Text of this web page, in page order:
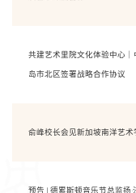
共建艺术里院文化体验中心｜
岛市北区签署战略合作协议
俞峰校长会见新加坡南洋艺术
预告 | 德累斯顿音乐节总监扬